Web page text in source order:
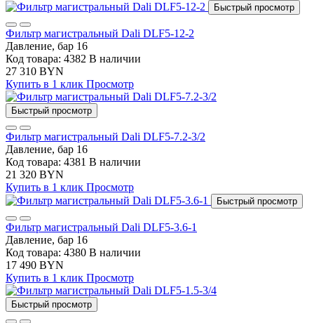
Быстрый просмотр
Фильтр магистральный Dali DLF5-12-2
Давление, бар 16
Код товара: 4382 В наличии
27 310 BYN
Купить в 1 клик Просмотр
Быстрый просмотр
Фильтр магистральный Dali DLF5-7.2-3/2
Давление, бар 16
Код товара: 4381 В наличии
21 320 BYN
Купить в 1 клик Просмотр
Быстрый просмотр
Фильтр магистральный Dali DLF5-3.6-1
Давление, бар 16
Код товара: 4380 В наличии
17 490 BYN
Купить в 1 клик Просмотр
Быстрый просмотр